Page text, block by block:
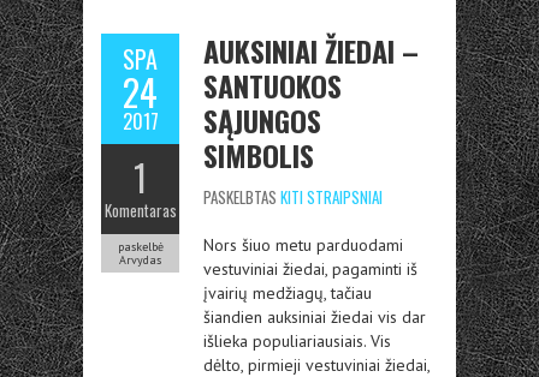
SPA
24
2017
1
Komentaras
paskelbė
Arvydas
AUKSINIAI ŽIEDAI –
SANTUOKOS
SĄJUNGOS
SIMBOLIS
PASKELBTAS KITI STRAIPSNIAI
Nors šiuo metu parduodami
vestuviniai žiedai, pagaminti iš
įvairių medžiagų, tačiau
šiandien auksiniai žiedai vis dar
išlieka populiariausiais. Vis
dėlto, pirmieji vestuviniai žiedai,